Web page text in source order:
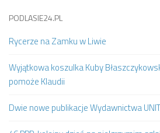
PODLASIE24.PL
Rycerze na Zamku w Liwie
Wyjątkowa koszulka Kuby
pomoże Klaudii
Dwie nowe publikacje Wydawnictwa